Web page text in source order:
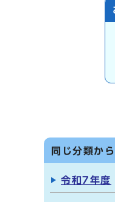
同じ分類か
令和7年度